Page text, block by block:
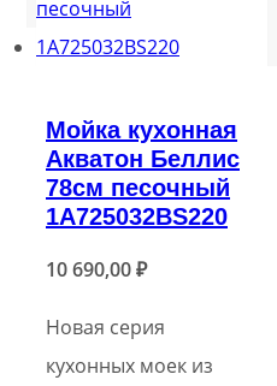
Мойка кухонная
Акватон Беллис
78см песочный
1A725032BS220
10 690,00₽
Новая серия
кухонных моек из